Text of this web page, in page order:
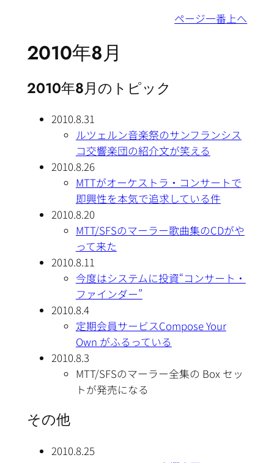
ページ一番上へ
2010年8月
2010年8月のトピック
2010.8.31
ルツェルン音楽祭のサンフランシス
コ交響楽団の紹介文が笑える
2010.8.26
MTTがオーケストラ・コンサートで
即興性を本気で追求している件
2010.8.20
MTT/SFSのマーラー歌曲集のCDがや
って来た
2010.8.11
今度はシステムに投資“コンサート・
ファインダー”
2010.8.4
定期会員サービスCompose Your
Own がふるっている
2010.8.3
MTT/SFSのマーラー全集の Box セッ
トが発売になる
その他
2010.8.25